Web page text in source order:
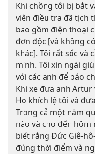
Khi chồng tôi bị bắt
viên điều tra đã tịch
bao gồm điện thoại
đơn độc [và không
khác]. Tôi rất sốc và
mình. Tôi xin ngài
với các anh để báo
Khi xe đưa anh
Họ khích lệ tôi và
Trong cả một năm
nào và cho đến hôm
biết rằng Đức Giê-
đúng thời điểm và